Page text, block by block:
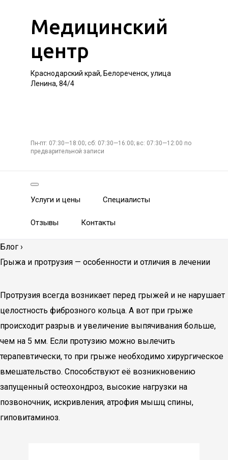
Медицинский
центр
Краснодарский край, Белореченск, улица
Ленина, 84/4
Пн-пт: 07:30—18:00; сб: 07:30—16:00; вс: 07:30—12:00 по
предварительной записи
Услуги и цены Специалисты
Отзывы Контакты
Блог ›
Грыжа и протрузия — особенности и отличия в лечении
Протрузия всегда возникает перед грыжей и не нарушает
целостность фиброзного кольца. А вот при грыже
происходит разрыв и увеличение выпячивания больше,
чем на 5 мм. Если протузию можно вылечить
терапевтически, то при грыже необходимо хирургическое
вмешательство. Способствуют её возникновению
запущенный остеохондроз, высокие нагрузки на
позвоночник, искривления, атрофия мышц спины,
гиповитаминоз.